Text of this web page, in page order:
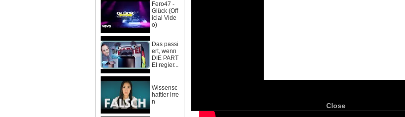
Fero47 -
Glück (Off
icial Vide
o)
Das passi
ert, wenn
DIE PART
EI regier...
Wissensc
haftler irre
n
Close